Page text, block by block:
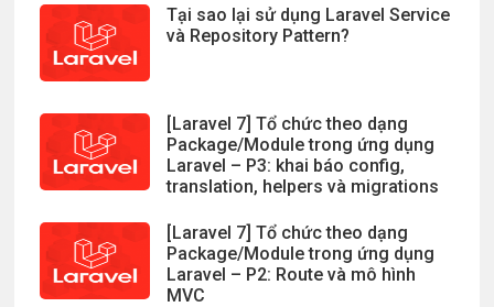
Tại sao lại sử dụng Laravel Service
và Repository Pattern?
[Laravel 7] Tổ chức theo dạng
Package/Module trong ứng dụng
Laravel – P3: khai báo config,
translation, helpers và migrations
[Laravel 7] Tổ chức theo dạng
Package/Module trong ứng dụng
Laravel – P2: Route và mô hình
MVC